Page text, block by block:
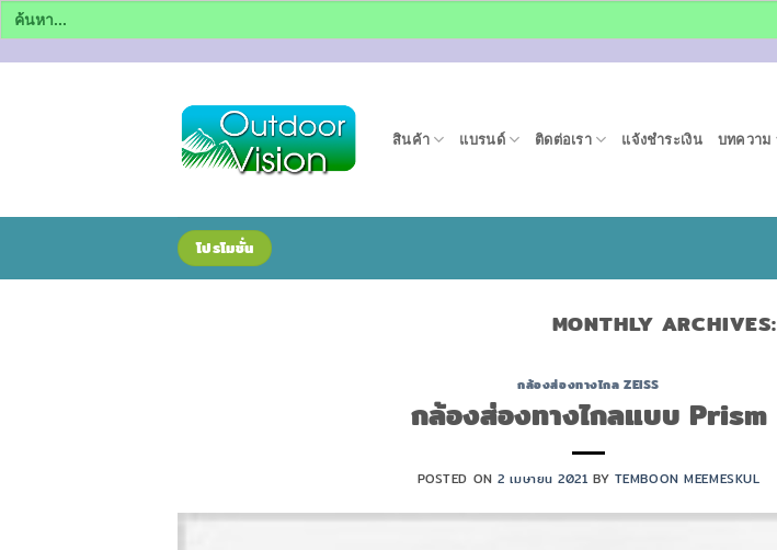
Search
for:
สินค้า แบรนด์ ติดต่อเรา แจ้งชำระเงิน บทความ
โปรโมชั่น
MONTHLY ARCHIVES:
กล้องส่องทางไกล ZEISS
กล้องส่องทางไกลแบบ Prism
POSTED ON2 เมษายน 2021 BY TEMBOON MEEMESKUL